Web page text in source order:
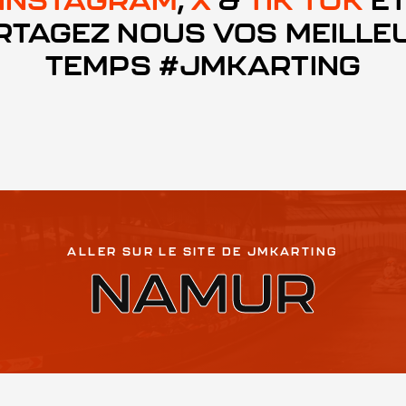
NOUS VOS
TEMPS #JMKARTING
ALLER SUR LE SITE DE JMKARTING
NAMUR